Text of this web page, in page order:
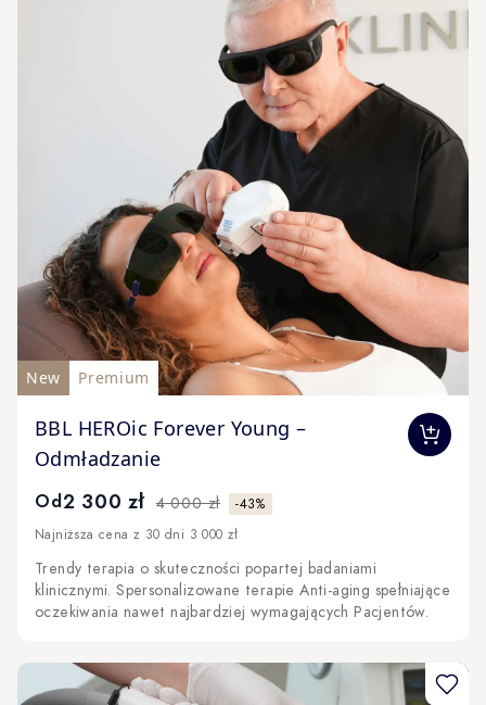
New Premium
BBL HEROic Forever Young –
Odmładzanie
The price depends on the options chosen on the
Od2 300 zł 4 000 zł
-43%
Najniższa cena z 30 dni 3 000 zł
Trendy terapia o skuteczności popartej badaniami
klinicznymi. Spersonalizowane terapie Anti-aging spełniające
oczekiwania nawet najbardziej wymagających Pacjentów.